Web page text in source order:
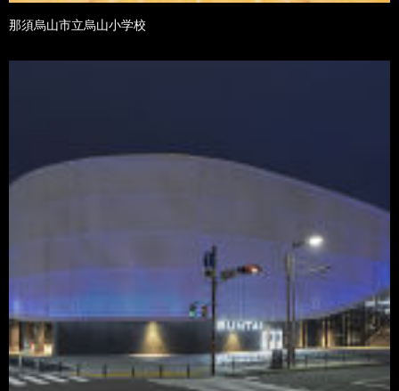
那須烏山市立烏山小学校